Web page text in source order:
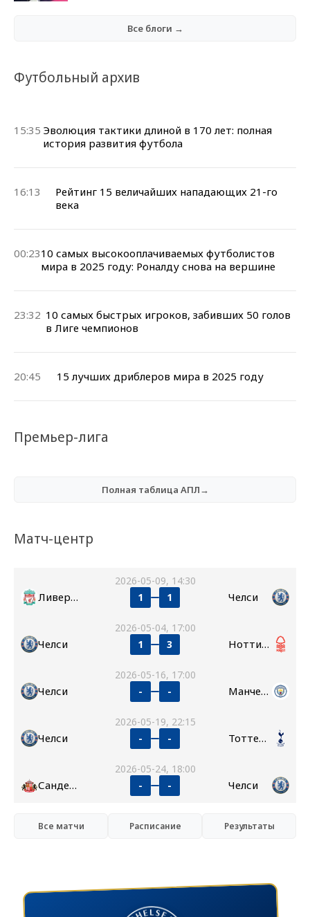
Все блоги →
Футбольный архив
15:35 Эволюция тактики длиной в 170 лет: полная
история развития футбола
16:13
Рейтинг 15 величайших нападающих 21-го
века
00:2310 самых высокооплачиваемых футболистов
мира в 2025 году: Роналду снова на вершине
23:32 10 самых быстрых игроков, забивших 50 голов
в Лиге чемпионов
20:45 15 лучших дриблеров мира в 2025 году
Премьер-лига
Полная таблица АПЛ→
Матч-центр
2026-05-09, 14:30
Ливерпуль 1 1 Челси
2026-05-04, 17:00
Челси 1 3 Ноттингем Форест
2026-05-16, 17:00
Челси - - Манчестер Сити
2026-05-19, 22:15
Челси - - Тоттенхэм
2026-05-24, 18:00
Сандерленд - - Челси
Все матчи Расписание Результаты